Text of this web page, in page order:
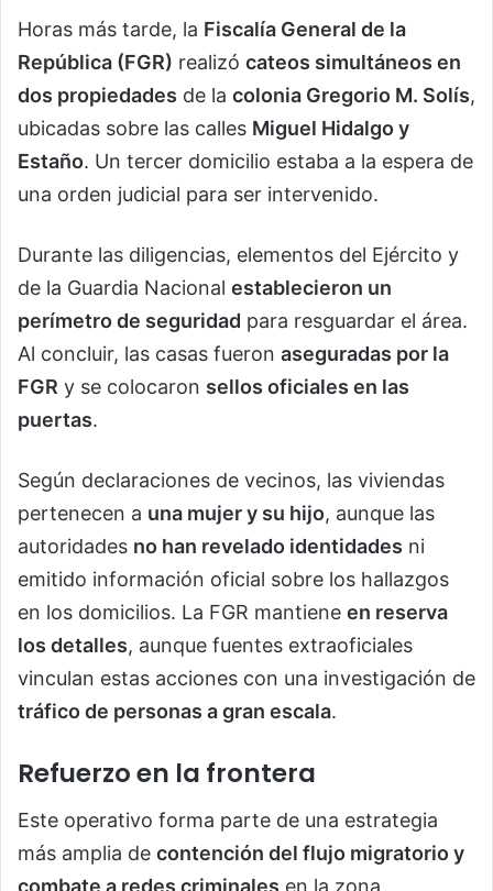
Horas más tarde, la Fiscalía General de la
República (FGR) realizó cateos simultáneos en
dos propiedades de la colonia Gregorio M. Solís,
ubicadas sobre las calles Miguel Hidalgo y
Estaño. Un tercer domicilio estaba a la espera de
una orden judicial para ser intervenido.
Durante las diligencias, elementos del Ejército y
de la Guardia Nacional establecieron un
perímetro de seguridad para resguardar el área.
Al concluir, las casas fueron aseguradas por la
FGR y se colocaron sellos oficiales en las
puertas.
Según declaraciones de vecinos, las viviendas
pertenecen a una mujer y su hijo, aunque las
autoridades no han revelado identidades ni
emitido información oficial sobre los hallazgos
en los domicilios. La FGR mantiene en reserva
los detalles, aunque fuentes extraoficiales
vinculan estas acciones con una investigación de
tráfico de personas a gran escala.
Refuerzo en la frontera
Este operativo forma parte de una estrategia
más amplia de contención del flujo migratorio y
combate a redes criminales en la zona